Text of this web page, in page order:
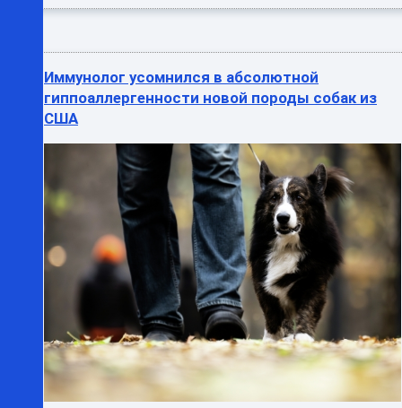
Иммунолог усомнился в абсолютной
гиппоаллергенности новой породы собак из
США